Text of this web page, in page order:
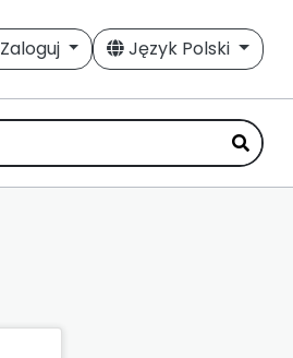
Zaloguj Język Polski